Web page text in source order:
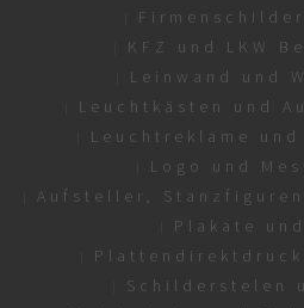
Firmenschilder
KFZ und LKW
Leinwand und
Leuchtkästen und
Leuchtreklame
Logo und
Aufsteller, Stanzfiguren
Plakate
Schilderstelen